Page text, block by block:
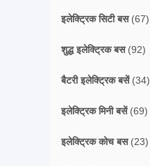
इलेक्ट्रिक सिटी बस(67)
शुद्ध इलेक्ट्रिक बस(92)
बैटरी इलेक्ट्रिक बसें(34)
इलेक्ट्रिक मिनी बसें(69)
इलेक्ट्रिक कोच बस(23)